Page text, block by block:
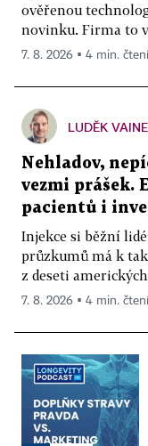
ověřenou
novinku. Firma to
7. 8. 2026 ▪ 4 min. čtení
LUDĚK
Nehladov,
vezmi prášek.
pacientů i
Injekce si běžní
průzkumů má k
z deseti
7. 8. 2026 ▪ 4 min. čtení